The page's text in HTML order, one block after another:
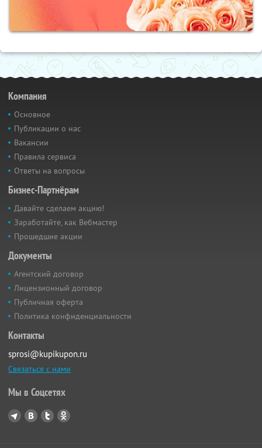
Компания
Основное
Публикации о нас
Вакансии
Правила сервиса
Ответы на вопросы
Бизнес-Партнёрам
Давайте сделаем акцию!
Заработайте, как Вебмастер
Прошедшие акции
Документы
Агентский договор
Лицензионный договор
Публичная оферта
Политика конфиденциальности
Контакты
sprosi@kupikupon.ru
Связаться с нами
Мы в Соцсетях